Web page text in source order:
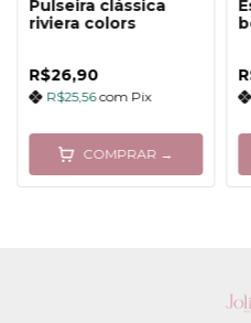
Pulseira clássica
riviera colors
R$26,90
R$25,56com Pix
COMPRAR →